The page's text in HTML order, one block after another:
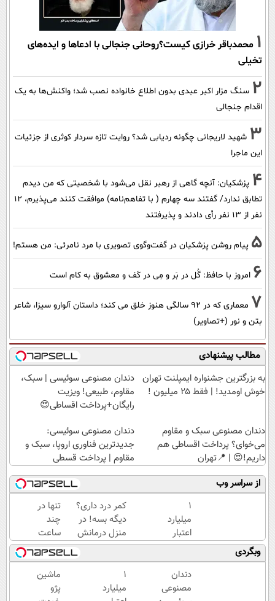
1 محمدباقر خرازی کیست؟روحانی جنجالی با ادعاها و ایده‌های
تخیلی
2 سنگ مزار اکبر عبدی بدون اطلاع خانواده نصب شد؛ واکنش‌ها به یک
اقدام جنجالی
3 شهید لاریجانی چگونه ردیابی شد؟ روایت تازه سردار کوثری از جزئیات
این ماجرا
4 پزشکیان‌: آنچه گاهی از رهبر نقل می‌شود با شخصیتی که من دیدم
تطابق ندارد/ گفتند سه چهارم ( با تفاهم‌نامه) موافقت کنند می‌پذیرم، 12
نفر از 13 نفر رأی دادند و پذیرفتند
5 پیام روشن پزشکیان در گفت‌و‌گوی تصویری با مرد نامرئی: من هستم!
6 امروز با حافظ: گُل در بَر و مِی در کَف و معشوق به کام است
7
معماری که در 92 سالگی هنوز خلق می کند؛ داستان آلوارو سیزا، شاعر
بتن و نور (+تصاویر)
مطالب پیشنهادی
به بزرگترین جشنواره ایمپلنت تهران
خوش اومدید! | فقط ۲۵ میلیون !
دندان مصنوعی سوئیسی | سبک،
مقاوم، طبیعی! ویزیت
رایگان+پرداخت اقساطی😍
دندان مصنوعی سبک و مقاوم
می‌خوای؟ پرداخت اقساطی هم
داریم!😍 | 📍تهران
دندان مصنوعی سوئیسی:
جدیدترین فناوری اروپا، سبک و
مقاوم | پرداخت قسطی
از سراسر وب
۱
میلیارد
اعتبار
خرید
طلا |
بدون
ضامن
کمر درد داری؟
دیگه بسه! در
منزل درمانش
کن
(◀پرسش‌نامه)
تنها در
چند
ساعت
و با
یکبار
مراجعه
به
وبگردی
دندان
مصنوعی
۱
میلیارد
ماشین
پژو